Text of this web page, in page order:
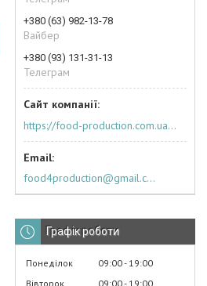
+380 (63) 982-13-78
Вайбер
+380 (93) 131-31-13
Телеграм
https://food-production.com.ua/ua/
food4production@gmail.com
Графік роботи
Понеділок 09:00 19:00
Вівторок
09:00 19:00